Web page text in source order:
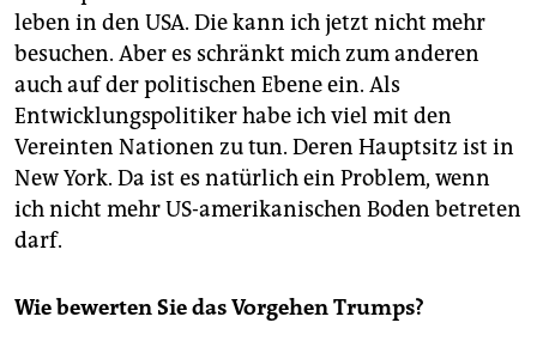
leben in den USA. Die kann ich jetzt nicht mehr
besuchen. Aber es schränkt mich zum anderen
auch auf der politischen Ebene ein. Als
Entwicklungspolitiker habe ich viel mit den
Vereinten Nationen zu tun. Deren Hauptsitz ist in
New York. Da ist es natürlich ein Problem, wenn
ich nicht mehr US-amerikanischen Boden betreten
darf.
Wie bewerten Sie das Vorgehen Trumps?